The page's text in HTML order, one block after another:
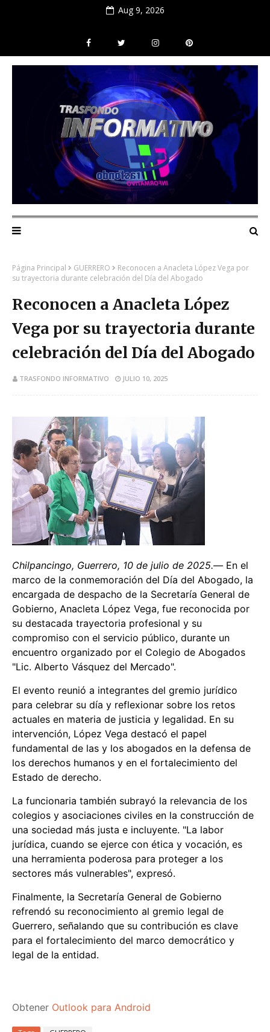
Aug 9, 2026
Página Principal GUERRERO
Reconocen a Anacleta López Vega por
su trayectoria durante celebración del Día del Abogado
Reconocen a Anacleta López
Vega por su trayectoria durante
celebración del Día del Abogado
TRASFONDO INFORMATIVO JULIO 10, 2025
Chilpancingo, Guerrero, 10 de julio de 2025.— En el
marco de la conmemoración del Día del Abogado, la
encargada de despacho de la Secretaría General de
Gobierno, Anacleta López Vega, fue reconocida por
su destacada trayectoria profesional y su
compromiso con el servicio público, durante un
encuentro organizado por el Colegio de Abogados
"Lic. Alberto Vásquez del Mercado".
El evento reunió a integrantes del gremio jurídico
para celebrar su día y reflexionar sobre los retos
actuales en materia de justicia y legalidad. En su
intervención, López Vega destacó el papel
fundamental de las y los abogados en la defensa de
los derechos humanos y en el fortalecimiento del
Estado de derecho.
La funcionaria también subrayó la relevancia de los
colegios y asociaciones civiles en la construcción de
una sociedad más justa e incluyente. "La labor
jurídica, cuando se ejerce con ética y vocación, es
una herramienta poderosa para proteger a los
sectores más vulnerables", expresó.
Finalmente, la Secretaría General de Gobierno
refrendó su reconocimiento al gremio legal de
Guerrero, señalando que su contribución es clave
para el fortalecimiento del marco democrático y
legal de la entidad.
Obtener Outlook para Android